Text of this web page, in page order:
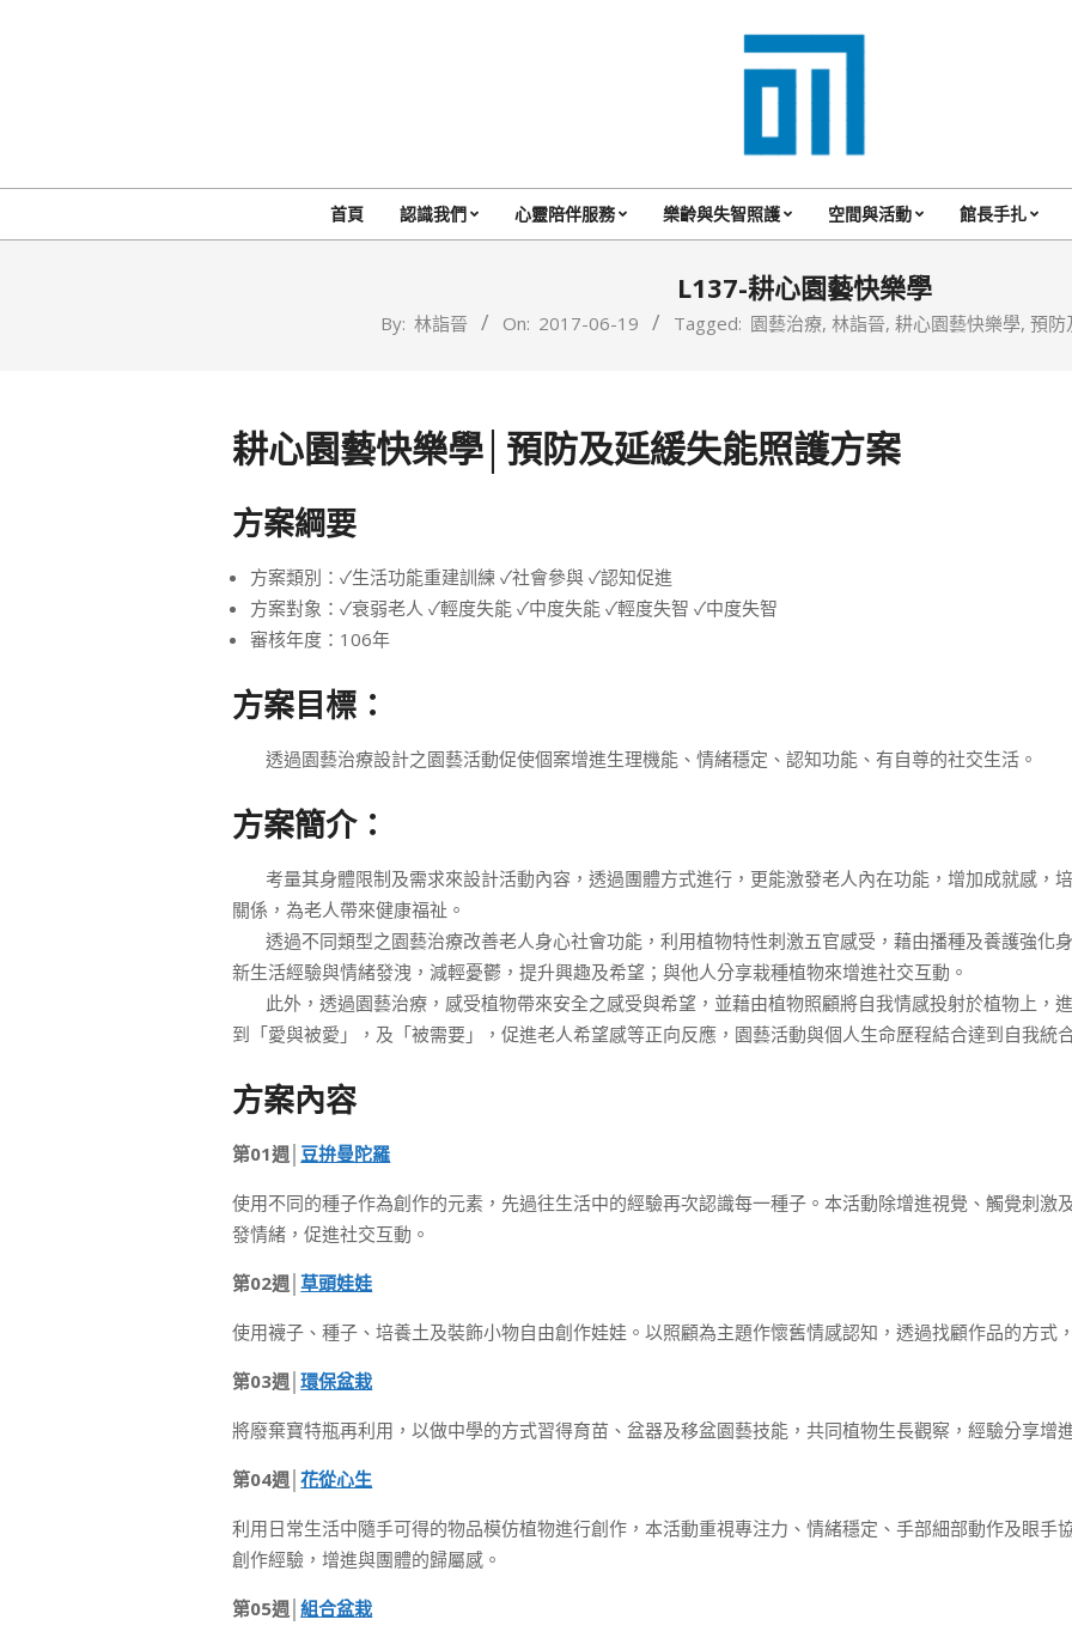
017
Cafe'
與
你
一
咖
啡
Primary
Menu
首頁 認識我們 心靈陪伴服務 樂齡與失智照護 空間與活動 館長手扎
L137-耕心園藝快樂學
By: 林詣晉 On: 2017-06-19 Tagged: 園藝治療, 林詣晉, 耕心園藝快樂學, 預防
耕心園藝快樂學│預防及延緩失能照護方案
方案綱要
方案類別：✓生活功能重建訓練 ✓社會參與 ✓認知促進
方案對象：✓衰弱老人 ✓輕度失能 ✓中度失能 ✓輕度失智 ✓中度失智
審核年度：106年
方案目標：
透過園藝治療設計之園藝活動促使個案增進生理機能、情緒穩定、認知功能、有自尊的社交生活。
方案簡介：
考量其身體限制及需求來設計活動內容，透過團體方式進行，更能激發老人內在功能，增加成就感，
關係，為老人帶來健康福祉。
透過不同類型之園藝治療改善老人身心社會功能，利用植物特性刺激五官感受，藉由播種及養護強化
新生活經驗與情緒發洩，減輕憂鬱，提升興趣及希望；與他人分享栽種植物來增進社交互動。
此外，透過園藝治療，感受植物帶來安全之感受與希望，並藉由植物照顧將自我情感投射於植物上，
到「愛與被愛」，及「被需要」，促進老人希望感等正向反應，園藝活動與個人生命歷程結合達到自我統
方案內容
第01週│豆拚曼陀羅
使用不同的種子作為創作的元素，先過往生活中的經驗再次認識每一種子。本活動除增進視覺、觸覺刺激
發情緒，促進社交互動。
第02週│草頭娃娃
使用襪子、種子、培養土及裝飾小物自由創作娃娃。以照顧為主題作懷舊情感認知，透過找顧作品的方式
第03週│環保盆栽
將廢棄寶特瓶再利用，以做中學的方式習得育苗、盆器及移盆園藝技能，共同植物生長觀察，經驗分享增
第04週│花從心生
利用日常生活中隨手可得的物品模仿植物進行創作，本活動重視專注力、情緒穩定、手部細部動作及眼手
創作經驗，增進與團體的歸屬感。
第05週│組合盆栽